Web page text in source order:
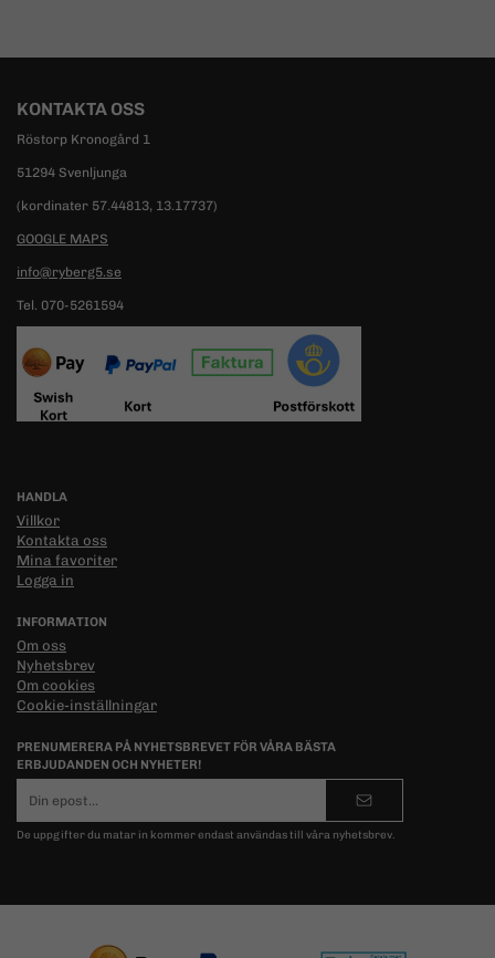
KONTAKTA OSS
Röstorp Kronogård 1
51294 Svenljunga
(kordinater 57.44813, 13.17737)
GOOGLE MAPS
info@ryberg5.se
Tel. 070-5261594
HANDLA
Villkor
Kontakta oss
Mina favoriter
Logga in
INFORMATION
Om oss
Nyhetsbrev
Om cookies
Cookie-inställningar
PRENUMERERA PÅ NYHETSBREVET FÖR VÅRA BÄSTA
ERBJUDANDEN OCH NYHETER!
postadress
De uppgifter du matar in kommer endast användas till våra nyhetsbrev.